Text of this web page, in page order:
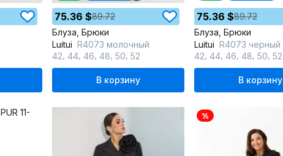
75.36 $89.72
Блуза, Брюки
Luitui R4073 молочный
42 44 46 48 50 52
В корзину
75.36 $89.72
Блуза, Брюки
Luitui R4073 черный
42 44 46 48 50 52
В корзину
%